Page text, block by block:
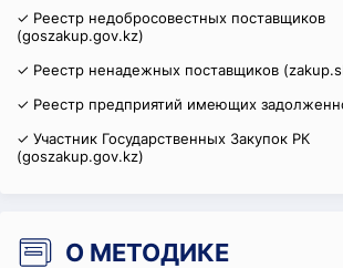
✓ Реестр недобросовестных поставщиков
(goszakup.gov.kz)
✓ Реестр ненадежных поставщиков
✓ Реестр предприятий имеющих
✓ Участник Государственных Закупок РК
(goszakup.gov.kz)
О МЕТОДИКЕ